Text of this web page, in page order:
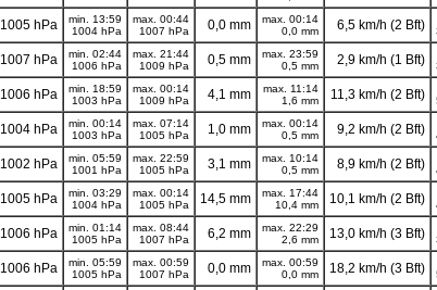
1005 hPa
min. 13:59
1004 hPa
max. 00:44
1007 hPa
0,0 mm
max. 00:14
0,0 mm
6,5 km/h (2 Bft)
1007 hPa
min. 02:44
1006 hPa
max. 21:44
1009 hPa
0,5 mm
max. 23:59
0,5 mm
2,9 km/h (1 Bft)
1006 hPa
min. 18:59
1003 hPa
max. 00:14
1009 hPa
4,1 mm
max. 11:14
1,6 mm
11,3 km/h (2 Bft)
1004 hPa
min. 00:14
1003 hPa
max. 07:14
1005 hPa
1,0 mm
max. 00:14
0,5 mm
9,2 km/h (2 Bft)
1002 hPa
min. 05:59
1001 hPa
max. 22:59
1005 hPa
3,1 mm
max. 10:14
0,5 mm
8,9 km/h (2 Bft)
1005 hPa
min. 03:29
1004 hPa
max. 00:14
1005 hPa
14,5 mm
max. 17:44
10,4 mm
10,1 km/h (2 Bft)
1006 hPa
min. 01:14
1005 hPa
max. 08:44
1007 hPa
6,2 mm
max. 22:29
2,6 mm
13,0 km/h (3 Bft)
1006 hPa
min. 05:59
1005 hPa
max. 00:59
1007 hPa
0,0 mm
max. 00:59
0,0 mm
18,2 km/h (3 Bft)